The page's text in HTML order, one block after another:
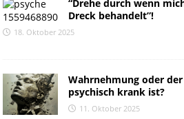
“Drehe durch wenn
Dreck behandelt”!
18. Oktober 2025
Wahrnehmung oder
psychisch krank ist?
11. Oktober 2025